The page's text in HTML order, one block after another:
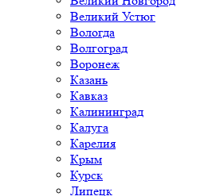
Великий Устюг
Вологда
Волгоград
Воронеж
Казань
Кавказ
Калининград
Калуга
Карелия
Крым
Курск
Липецк